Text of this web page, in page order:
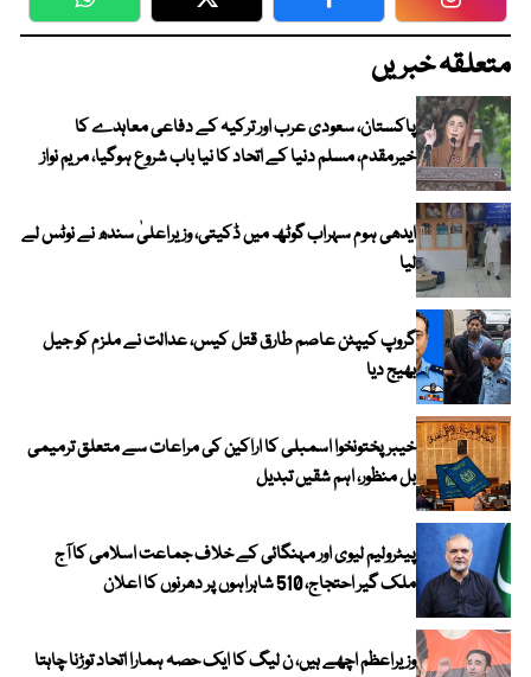
WhatsApp Twitter Facebook
متعلقہ خبریں
پاکستان، سعودی عرب اور ترکیہ کے دفاعی معاہدے کا
خیرمقدم، مسلم دنیا کے اتحاد کا نیا باب شروع ہوگیا، مریم نواز
ایدھی ہوم سہراب گوٹھ میں ڈکیتی، وزیراعلیٰ سندھ نے نوٹس لے
لیا
گروپ کیپٹن عاصم طارق قتل کیس، عدالت نے ملزم کو جیل
بھیج دیا
خیبرپختونخوا اسمبلی کا اراکین کی مراعات سے متعلق ترمیمی
بل منظور، اہم شقیں تبدیل
پیٹرولیم لیوی اور مہنگائی کے خلاف جماعت اسلامی کا آج
ملک گیر احتجاج، 510 شاہراہوں پر دھرنوں کا اعلان
وزیراعظم اچھے ہیں، ن لیگ کا ایک حصہ ہمارا اتحاد توڑنا چاہتا